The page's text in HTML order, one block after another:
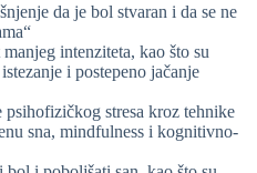
da je bol stvaran i da se ne
intenziteta, kao što su
i postepeno jačanje
psihofizičkog stresa kroz tehnike
sna, mindfulness i kognitivno-